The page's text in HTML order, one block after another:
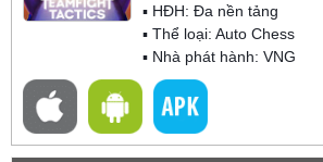
▪ HĐH: Đa nền tảng
▪ Thể loại: Auto Chess
▪ Nhà phát hành: VNG